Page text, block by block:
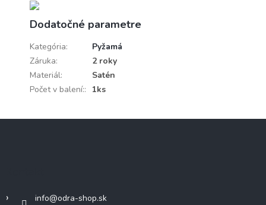
Dodatočné parametre
Kategória:
Pyžamá
Záruka:
2 roky
Materiál:
Satén
Počet v balení:: 1ks
info@odra-shop.sk